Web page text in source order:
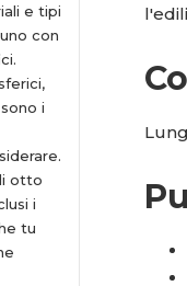
e tipi
con
i
otto
i
tu